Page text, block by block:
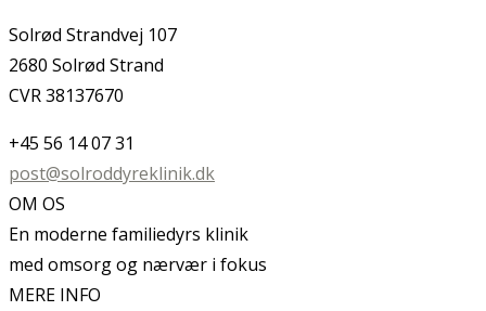
Solrød Strandvej 107
2680 Solrød Strand
CVR 38137670
+45 56 14 07 31
post@solroddyreklinik.dk
OM OS
En moderne familiedyrs klinik
med omsorg og nærvær i fokus
MERE INFO